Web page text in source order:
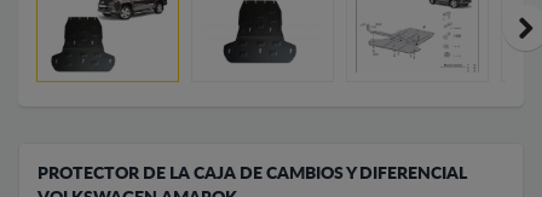
PROTECTOR DE LA CAJA DE CAMBIOS Y DIFERENCIAL